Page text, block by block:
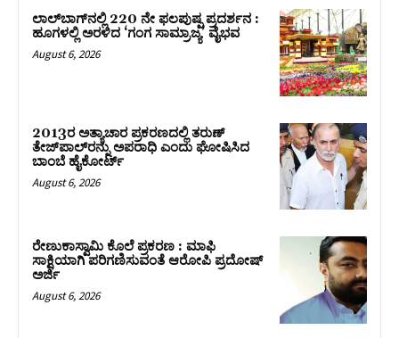
ಲಾಲ್‍ಬಾಗ್‍ನಲ್ಲಿ 220 ನೇ ಫಲಪುಷ್ಪ ಪ್ರದರ್ಶನ :
ಹೂಗಳಲ್ಲಿ ಅರಳಿದ ‘ಗಂಗ ಸಾಮ್ರಾಜ್ಯ’ ವೈಭವ
August 6, 2026
2013ರ ಅತ್ಯಾಚಾರ ಪ್ರಕರಣದಲ್ಲಿ ತರುಣ್
ತೇಜ್‌ಪಾಲ್‌ರನ್ನು ಅಪರಾಧಿ ಎಂದು ಘೋಷಿಸಿದ
ಬಾಂಬೆ ಹೈಕೋರ್ಟ್
August 6, 2026
ರೇಣುಕಾಸ್ವಾಮಿ ಕೊಲೆ ಪ್ರಕರಣ : ಮಾಫಿ
ಸಾಕ್ಷಿಯಾಗಿ ಪರಿಗಣಿಸುವಂತೆ ಆರೋಪಿ ಪ್ರದೋಷ್‌
ಅರ್ಜಿ
August 6, 2026